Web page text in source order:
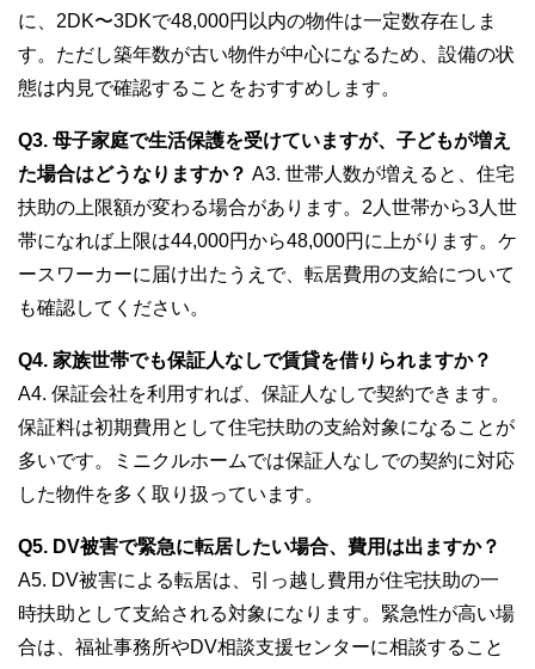
に、2DK〜3DKで48,000円以内の物件は一定数存在しま
す。ただし築年数が古い物件が中心になるため、設備の状
態は内見で確認することをおすすめします。
Q3. 母子家庭で生活保護を受けていますが、子どもが増え
た場合はどうなりますか？ A3. 世帯人数が増えると、住宅
扶助の上限額が変わる場合があります。2人世帯から3人世
帯になれば上限は44,000円から48,000円に上がります。ケ
ースワーカーに届け出たうえで、転居費用の支給について
も確認してください。
Q4. 家族世帯でも保証人なしで賃貸を借りられますか？
A4. 保証会社を利用すれば、保証人なしで契約できます。
保証料は初期費用として住宅扶助の支給対象になることが
多いです。ミニクルホームでは保証人なしでの契約に対応
した物件を多く取り扱っています。
Q5. DV被害で緊急に転居したい場合、費用は出ますか？
A5. DV被害による転居は、引っ越し費用が住宅扶助の一
時扶助として支給される対象になります。緊急性が高い場
合は、福祉事務所やDV相談支援センターに相談すること